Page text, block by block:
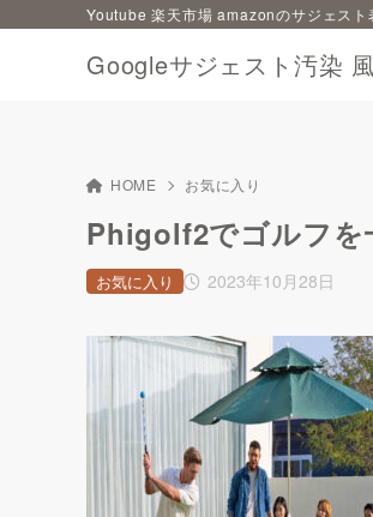
Googleサジェスト汚染
Youtube 楽天市場 amazonのサジェスト
HOME お気に入り
Phigolf2でゴルフを
2023年10月28日
お気に入り